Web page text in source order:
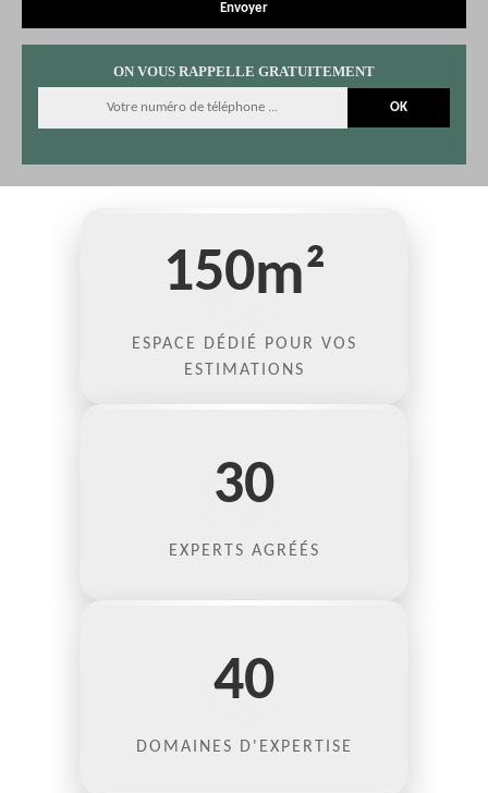
ON VOUS RAPPELLE GRATUITEMENT
150m²
ESPACE DÉDIÉ POUR VOS
ESTIMATIONS
30
EXPERTS AGRÉÉS
40
DOMAINES D'EXPERTISE